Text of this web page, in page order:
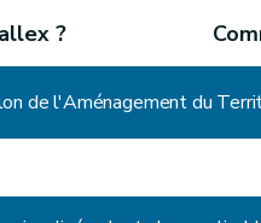
?
de l'Aménagement du